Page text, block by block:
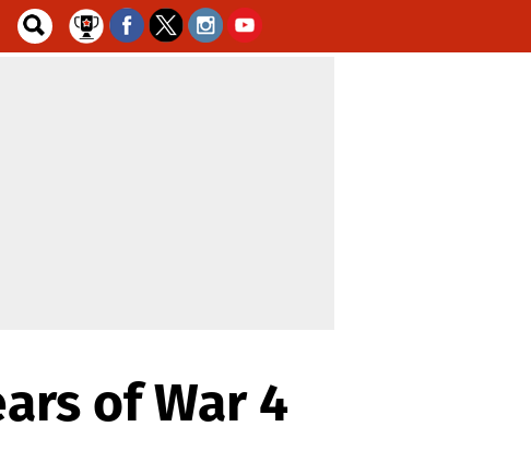
of War 4